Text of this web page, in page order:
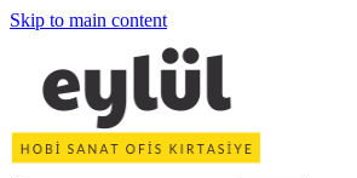
Skip to main content